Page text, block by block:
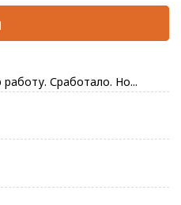
Сработало. Но...